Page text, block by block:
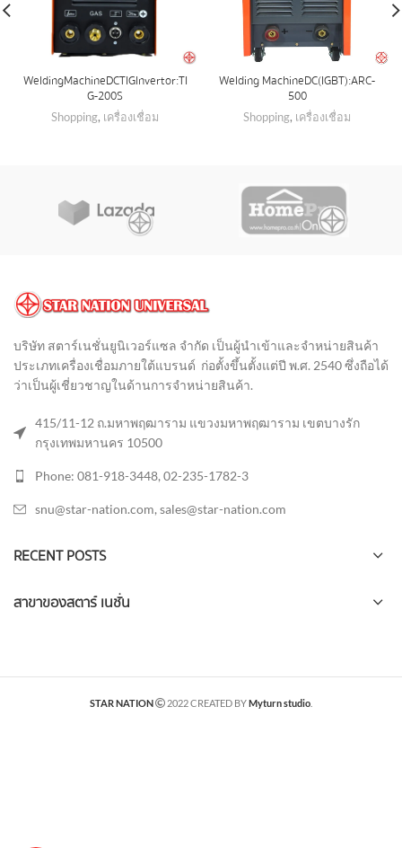
Welding Machine DC TIG Invertor:TI
G-200S
Shopping, เครื่องเชื่อม
Welding Machine DC(IGBT):ARC-
500
Shopping, เครื่องเชื่อม
บริษัท สตาร์เนชั่นยูนิเวอร์แซล จำกัด เป็นผู้นำเข้าและจำหน่ายสินค้า
ประเภทเครื่องเชื่อมภายใต้แบรนด์ ก่อตั้งขึ้นตั้งแต่ปี พ.ศ. 2540 ซึ่งถือได้
ว่าเป็นผู้เชี่ยวชาญในด้านการจำหน่ายสินค้า.
415/11-12 ถ.มหาพฤฒาราม แขวงมหาพฤฒาราม เขตบางรัก
กรุงเทพมหานคร 10500
Phone: 081-918-3448, 02-235-1782-3
snu@star-nation.com, sales@star-nation.com
RECENT POSTS
สาขาของสตาร์ เนชั่น
STAR NATION 2022 CREATED BYMyturn studio